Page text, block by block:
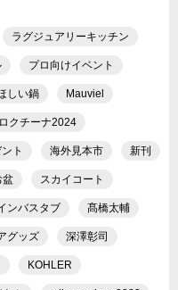
ラグジュアリーキッチン
プロ向けイベント
しい鍋 Mauviel
クチーナ2024
ト 海外見本市 新刊
盆 スカイコート
ンバスタブ 髙橋太輔
グッズ 深澤彰司
KOHLER